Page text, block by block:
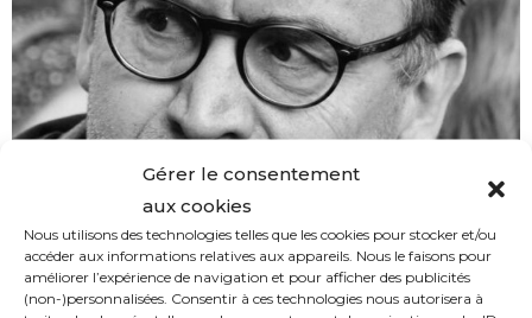
Gérer le consentement
aux cookies
Nous utilisons des technologies telles que les cookies pour stocker et/ou
accéder aux informations relatives aux appareils. Nous le faisons pour
améliorer l’expérience de navigation et pour afficher des publicités
(non-)personnalisées. Consentir à ces technologies nous autorisera à
« Les activités tortionnaires de Jean-Marie Le
Pen en Algérie ont été documentées dès 1957 »
(Fabrice Riceputi, historien)